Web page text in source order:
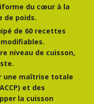
du cœur à la
de poids.
de 60 recettes
niveau de cuisson,
une maîtrise totale
et des
la cuisson